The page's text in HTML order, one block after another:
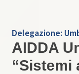
Delegazione:
AIDDA
“Sistemi